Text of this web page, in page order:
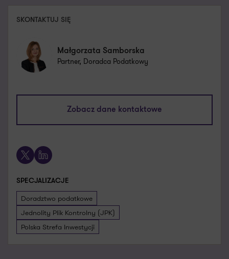
SKONTAKTUJ SIĘ
Małgorzata Samborska
Partner, Doradca Podatkowy
Zobacz dane kontaktowe
malgorzata.samborska@pl.gt.com
+48 661 538 580
Umów spotkanie
X LinkedIn
SPECJALIZACJE
Doradztwo podatkowe
Jednolity Plik Kontrolny (JPK)
Polska Strefa Inwestycji